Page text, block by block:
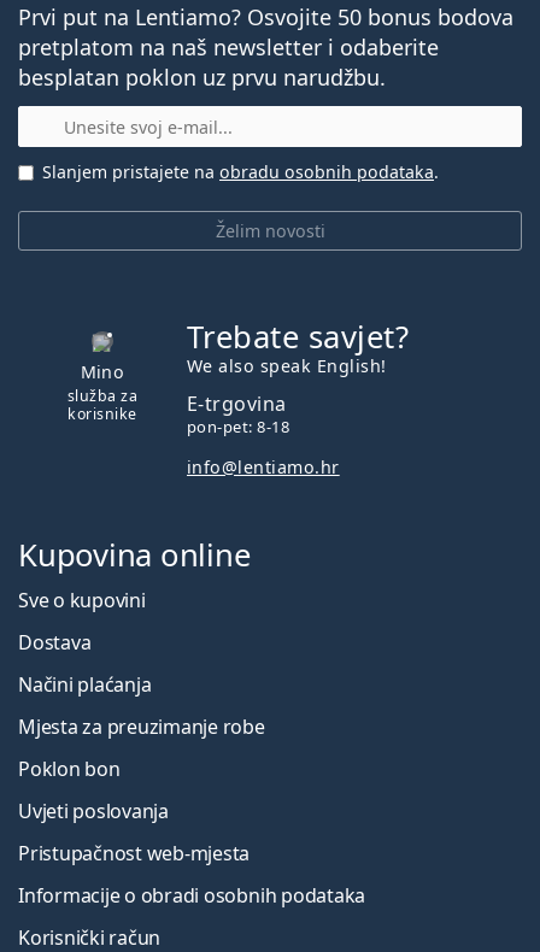
Ostale mjesečne kontaktne leće
Air Optix Plus Hydraglyde
Clariti Elite
SofLens 59
Recept za kontaktne leće: Kako razumjeti parametre
Navikavanje na kontaktne leće: Koliko dugo traje?
Kako se brinuti o kontaktnim lećama
Možete li se tuširati s kontaktnim lećama?
Najčešće se prodaje s otopinomReNu MultiPlus 360 ml
Ovo je medicinski proizvod. Prije uporabe pročitajte
upute za uporabu.
Prvi put na Lentiamo? Osvojite 50 bonus bodova
pretplatom na naš newsletter i odaberite
besplatan poklon uz prvu narudžbu.
E-mail
Želim novosti
Slanjem pristajete na obradu osobnih podataka.
Mino
služba za
korisnike
Trebate savjet?
We also speak English!
E-trgovina
pon-pet: 8-18
info@lentiamo.hr
Kupovina online
Sve o kupovini
Dostava
Načini plaćanja
Mjesta za preuzimanje robe
Poklon bon
Uvjeti poslovanja
Pristupačnost web-mjesta
Informacije o obradi osobnih podataka
Korisnički račun